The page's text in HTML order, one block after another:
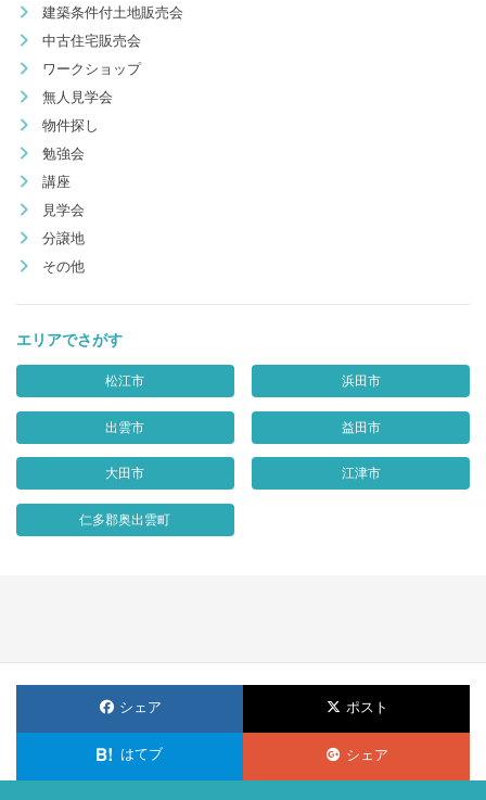
建築条件付土地販売会
中古住宅販売会
ワークショップ
無人見学会
物件探し
勉強会
講座
見学会
分譲地
その他
エリアでさがす
松江市 浜田市
出雲市 益田市
大田市 江津市
仁多郡奥出雲町
シェア ポスト
はてブ シェア